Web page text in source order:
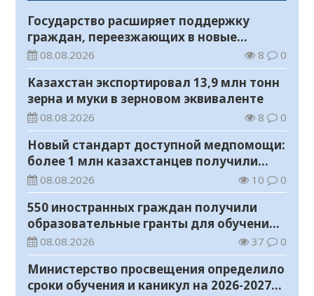
Государство расширяет поддержку
граждан, переезжающих в новые
регионы для работы
08.08.2026 8 0
Казахстан экспортировал 13,9 млн тонн
зерна и муки в зерновом эквиваленте
08.08.2026 8 0
Новый стандарт доступной медпомощи:
более 1 млн казахстанцев получили
телемедицинские услуги
08.08.2026 10 0
550 иностранных граждан получили
образовательные гранты для обучения в
Казахстане
08.08.2026 37 0
Министерство просвещения определило
сроки обучения и каникул на 2026-2027